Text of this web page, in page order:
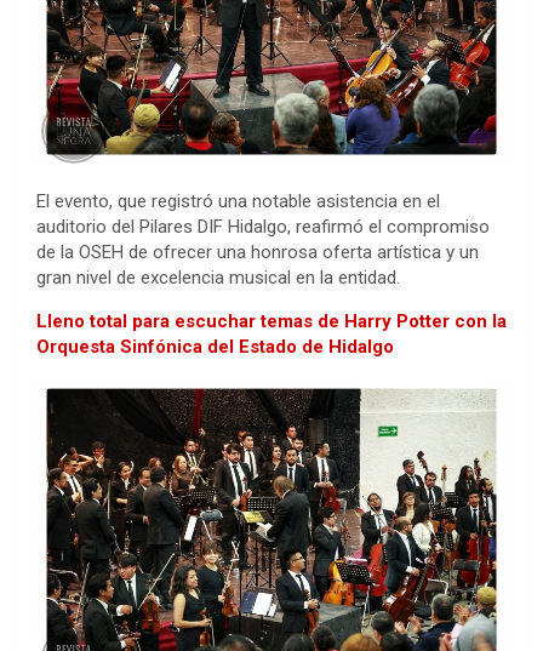
El evento, que registró una notable asistencia en el
auditorio del Pilares DIF Hidalgo, reafirmó el compromiso
de la OSEH de ofrecer una honrosa oferta artística y un
gran nivel de excelencia musical en la entidad.
Lleno total para escuchar temas de Harry Potter con la
Orquesta Sinfónica del Estado de Hidalgo